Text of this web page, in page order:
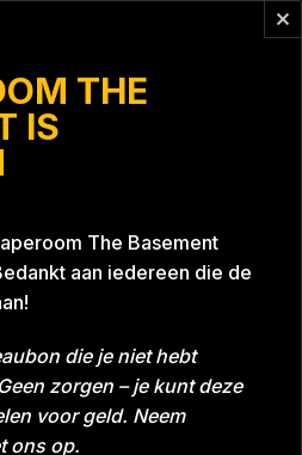
THE
IS
The Basement
aan iedereen die de
die je niet hebt
zorgen – je kunt deze
voor geld. Neem
ons op.
Datum 30-11-2024
Blue 26A8